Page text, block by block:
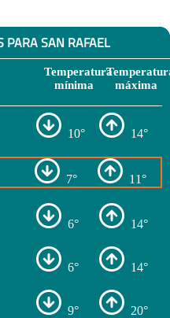
PARA SAN RAFAEL
Temperatura
mínima
máxima
10° 14°
7° 11°
6° 14°
6° 14°
9° 20°